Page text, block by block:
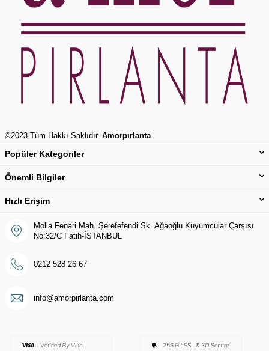
©2023 Tüm Hakkı Saklıdır. Amorpırlanta
Popüler Kategoriler
Önemli Bilgiler
Hızlı Erişim
Molla Fenari Mah. Şerefefendi Sk. Ağaoğlu Kuyumcular Çarşısı
No:32/C Fatih-İSTANBUL
0212 528 26 67
info@amorpirlanta.com